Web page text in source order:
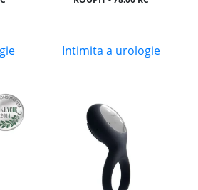
Intimita a urologie